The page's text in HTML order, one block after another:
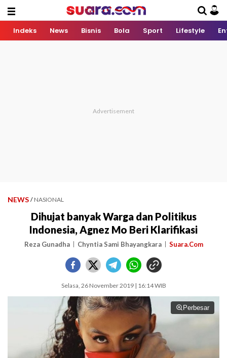
Indeks News Bisnis Bola Sport Lifestyle
NEWS / NASIONAL
Dihujat banyak Warga dan Politikus
Indonesia, Agnez Mo Beri Klarifikasi
Reza Gunadha Chyntia Sami Bhayangkara Suara.Com
Selasa, 26 November 2019 | 16:14 WIB
Perbesar